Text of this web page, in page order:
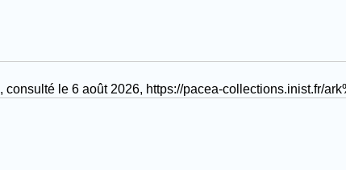
, consulté le 6 août 2026, https://pacea-collections.inist.fr/